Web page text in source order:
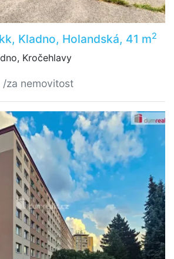
Kladno, Holandská, 41 m2
Kročehlavy
/za nemovitost